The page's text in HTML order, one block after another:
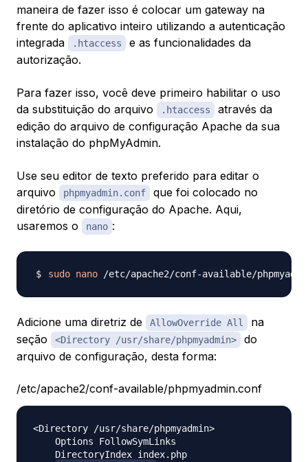
maneira de fazer isso é colocar um gateway na
frente do aplicativo inteiro utilizando a autenticação
integrada
.htaccess
e as funcionalidades da
autorização.
Para fazer isso, você deve primeiro habilitar o uso
da substituição do arquivo
.htaccess
através da
edição do arquivo de configuração Apache da sua
instalação do phpMyAdmin.
Use seu editor de texto preferido para editar o
arquivo
phpmyadmin.conf
que foi colocado no
diretório de configuração do Apache. Aqui,
usaremos o
nano :
sudo nano
Adicione uma diretriz de AllowOverride All
na
seção
<Directory /usr/share/phpmyadmin>
do
arquivo de configuração, desta forma:
/etc/apache2/conf-available/phpmyadmin.conf
<Directory /usr/share/phpmyadmin>
    Options FollowSymLinks
    DirectoryIndex index.php